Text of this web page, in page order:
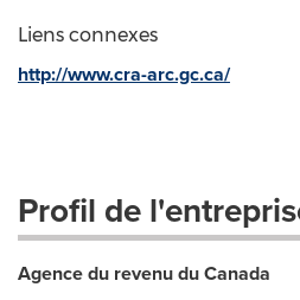
Liens connexes
http://www.cra-arc.gc.ca/
Profil de
Agence du revenu du Canada